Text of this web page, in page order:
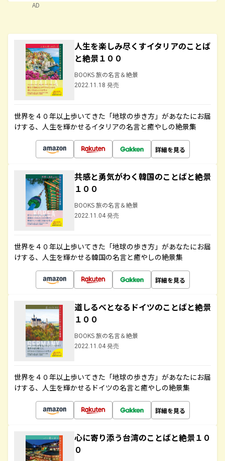
AD
人生を楽しみ尽くすイタリアのことば
と絶景１００
BOOKS 旅の名言＆絶景
2022.11.18 発売
世界を４０年以上歩いてきた「地球の歩き方」があなたにお届
けする、人生を輝かせるイタリアの名言と癒やしの絶景集
詳細を見る
共感と勇気がわく韓国のことばと絶景
１００
BOOKS 旅の名言＆絶景
2022.11.04 発売
世界を４０年以上歩いてきた「地球の歩き方」があなたにお届
けする、人生を輝かせる韓国の名言と癒やしの絶景集
詳細を見る
道しるべとなるドイツのことばと絶景
１００
BOOKS 旅の名言＆絶景
2022.11.04 発売
世界を４０年以上歩いてきた「地球の歩き方」があなたにお届
けする、人生を輝かせるドイツの名言と癒やしの絶景集
詳細を見る
心に寄り添う台湾のことばと絶景１０
０